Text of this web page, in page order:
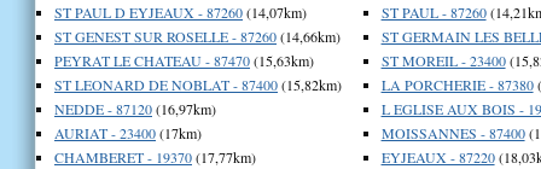
ST PAUL D EYJEAUX - 87260(14,07km)
ST GENEST SUR ROSELLE - 87260(14,66km)
PEYRAT LE CHATEAU - 87470(15,63km)
ST LEONARD DE NOBLAT - 87400(15,82km)
NEDDE - 87120(16,97km)
AURIAT - 23400(17km)
CHAMBERET - 19370(17,77km)
ST PAUL - 87260
ST GERMAIN LES
ST MOREIL - 23400
LA PORCHERIE - 87380
L EGLISE AUX BOIS -
MOISSANNES - 87400
EYJEAUX - 87220